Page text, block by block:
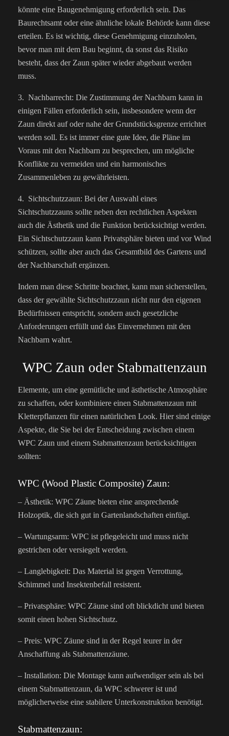
könnte eine Baugenehmigung erforderlich sein. Das
Baurechtsamt oder eine ähnliche lokale Behörde kann diese
erteilen. Es ist wichtig, diese Genehmigung einzuholen,
bevor man mit dem Bau beginnt, da sonst das Risiko
besteht, dass der Zaun später wieder abgebaut werden
muss.
3. Nachbarrecht: Die Zustimmung der Nachbarn kann in
einigen Fällen erforderlich sein, insbesondere wenn der
Zaun direkt auf oder nahe der Grundstücksgrenze errichtet
werden soll. Es ist immer eine gute Idee, die Pläne im
Voraus mit den Nachbarn zu besprechen, um mögliche
Konflikte zu vermeiden und ein harmonisches
Zusammenleben zu gewährleisten.
4. Sichtschutzzaun: Bei der Auswahl eines
Sichtschutzzauns sollte neben den rechtlichen Aspekten
auch die Ästhetik und die Funktion berücksichtigt werden.
Ein Sichtschutzzaun kann Privatsphäre bieten und vor Wind
schützen, sollte aber auch das Gesamtbild des Gartens und
der Nachbarschaft ergänzen.
Indem man diese Schritte beachtet, kann man sicherstellen,
dass der gewählte Sichtschutzzaun nicht nur den eigenen
Bedürfnissen entspricht, sondern auch gesetzliche
Anforderungen erfüllt und das Einvernehmen mit den
Nachbarn wahrt.
WPC Zaun oder Stabmattenzaun
Elemente, um eine gemütliche und ästhetische Atmosphäre
zu schaffen, oder kombiniere einen Stabmattenzaun mit
Kletterpflanzen für einen natürlichen Look. Hier sind einige
Aspekte, die Sie bei der Entscheidung zwischen einem
WPC Zaun und einem Stabmattenzaun berücksichtigen
sollten:
WPC (Wood Plastic Composite) Zaun:
– Ästhetik: WPC Zäune bieten eine ansprechende
Holzoptik, die sich gut in Gartenlandschaften einfügt.
– Wartungsarm: WPC ist pflegeleicht und muss nicht
gestrichen oder versiegelt werden.
– Langlebigkeit: Das Material ist gegen Verrottung,
Schimmel und Insektenbefall resistent.
– Privatsphäre: WPC Zäune sind oft blickdicht und bieten
somit einen hohen Sichtschutz.
– Preis: WPC Zäune sind in der Regel teurer in der
Anschaffung als Stabmattenzäune.
– Installation: Die Montage kann aufwendiger sein als bei
einem Stabmattenzaun, da WPC schwerer ist und
möglicherweise eine stabilere Unterkonstruktion benötigt.
Stabmattenzaun: